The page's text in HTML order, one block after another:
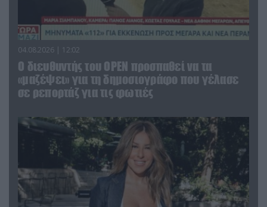
04.08.2026 | 12:02
O διευθυντής του OPEN προσπαθεί να τα
«μαζέψει» για τη δημοσιογράφο που γέλασε
σε ρεπορτάζ για τις φωτιές